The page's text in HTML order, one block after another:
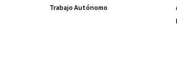
Trabajo Autónomo